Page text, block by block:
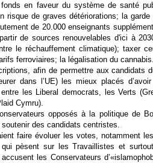
en faveur du système de santé
risque de graves détériorations; la garde
de 20.000 enseignants
de sources renouvelables d'ici à
le réchauffement climatique); taxer
ferroviaires; la légalisation du cannabis.
afin de permettre aux candidats
dans l’UE) les mieux placés
les Liberal democrats, les Verts
Cymru).
opposés à la politique de
des candidats centristes.
faire évoluer les votes, notamment
pèsent sur les Travaillistes et
les Conservateurs